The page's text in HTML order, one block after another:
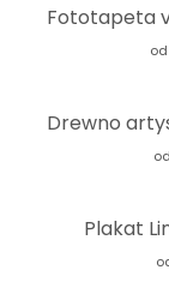
od
od
Plakat